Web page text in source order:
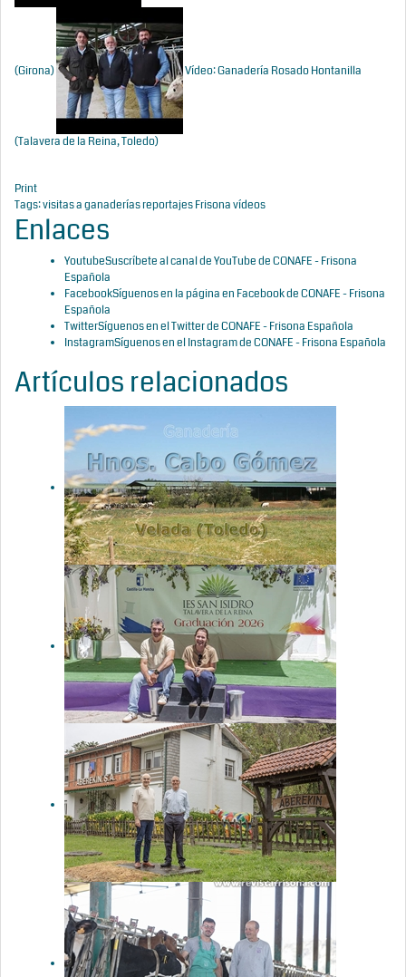
(Girona) Vídeo: Ganadería Rosado Hontanilla
(Talavera de la Reina, Toledo)
Print
Tags:visitas a ganaderíasreportajes Frisonavídeos
Enlaces
YoutubeSuscríbete al canal de YouTube de CONAFE - Frisona
Española
FacebookSíguenos en la página en Facebook de CONAFE - Frisona
Española
TwitterSíguenos en el Twitter de CONAFE - Frisona Española
InstagramSíguenos en el Instagram de CONAFE - Frisona Española
Artículos relacionados
Ganadería
Hnos. Cabo
Gómez: el
orgullo de
continuar el
trabajo
familiar
Isidro: 75
años
formando a
los
profesionales
que necesita
el campo
Aberekin: 40
años en la
vanguardia
de cada
revolución